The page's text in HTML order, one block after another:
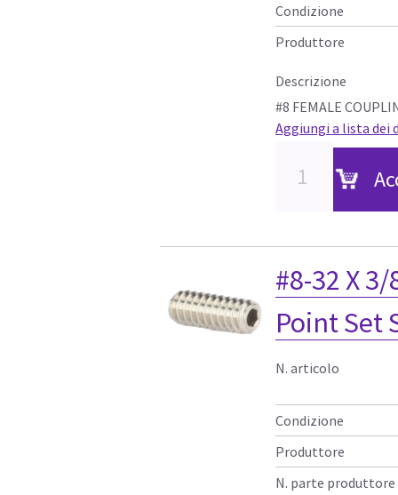
Condizione
Produttore
Descrizione
#8 FEMALE
Aggiungi a lista dei
#8-32 X
Point Set
N. articolo
Condizione
Produttore
N. parte produttore